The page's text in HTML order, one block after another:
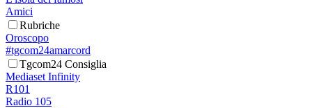
Amici
Rubriche
Oroscopo
#tgcom24amarcord
Tgcom24 Consiglia
Mediaset Infinity
R101
Radio 105